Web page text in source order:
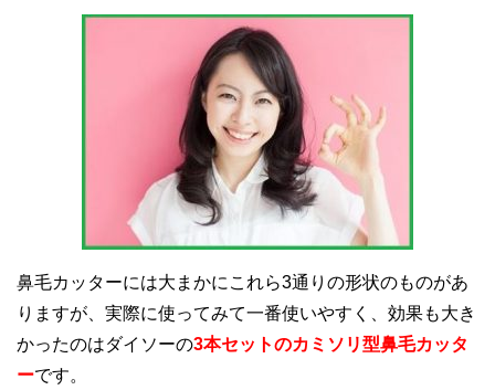
鼻毛カッターには大まかにこれら3通りの形状のものがあ
りますが、実際に使ってみて一番使いやすく、効果も大き
かったのはダイソーの3本セットのカミソリ型鼻毛カッタ
ーです。